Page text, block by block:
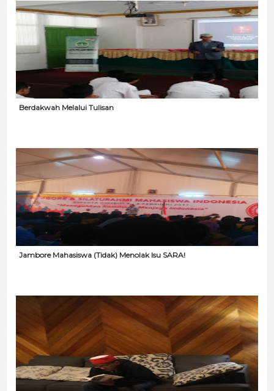
Berdakwah Melalui Tulisan
Jambore Mahasiswa (Tidak) Menolak Isu SARA!